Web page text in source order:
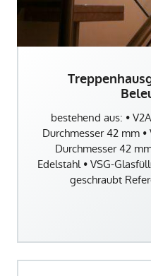
bestehend aus: •
Durchmesser 42 mm
Durchmesser 42
Edelstahl • VSG-
geschraubt